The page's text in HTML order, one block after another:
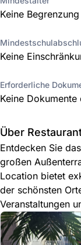
Keine Begrenzung
Keine
Erforderliche
Keine
Über
Entdecken Sie
großen
Location bietet
der schönsten
Veranstaltungen